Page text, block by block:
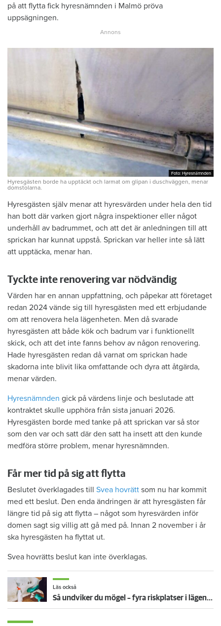
på att flytta fick hyresnämnden i Malmö pröva
uppsägningen.
Foto: Hyresnämnden
Foto: Hyresnämnden
Hyresgästen borde ha upptäckt och larmat om glipan i duschväggen, menar
domstolarna.
Hyresgästen själv menar att hyresvärden under hela den tid
han bott där varken gjort några inspektioner eller något
underhåll av badrummet, och att det är anledningen till att
sprickan har kunnat uppstå. Sprickan var heller inte så lätt
att upptäcka, menar han.
Tyckte inte renovering var nödvändig
Värden har en annan uppfattning, och påpekar att företaget
redan 2024 vände sig till hyresgästen med ett erbjudande
om att renovera hela lägenheten. Men då svarade
hyresgästen att både kök och badrum var i funktionellt
skick, och att det inte fanns behov av någon renovering.
Hade hyresgästen redan då varnat om sprickan hade
skadorna inte blivit lika omfattande och dyra att åtgärda,
menar värden.
Hyresnämnden gick på värdens linje och beslutade att
kontraktet skulle upphöra från sista januari 2026.
Hyresgästen borde med tanke på att sprickan var så stor
som den var och satt där den satt ha insett att den kunde
medföra större problem, menar hyresnämnden.
Får mer tid på sig att flytta
Beslutet överklagades till Svea hovrätt som nu har kommit
med ett beslut. Den enda ändringen är att hyresgästen får
längre tid på sig att flytta – något som hyresvärden inför
domen sagt sig villig att gå med på. Innan 2 november i år
ska hyresgästen ha flyttat ut.
Svea hovrätts beslut kan inte överklagas.
Läs också
Så undviker du mögel – fyra riskplatser i lägenheten: ”Måste städa bort”